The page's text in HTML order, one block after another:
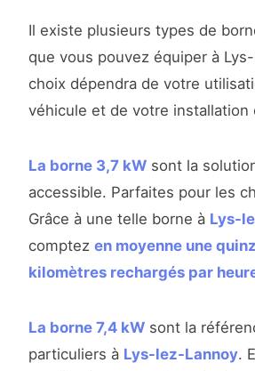
Il existe plusieurs types de
que vous pouvez équiper à
choix dépendra de votre
véhicule et de votre installation
La borne 3,7 kW sont la
accessible. Parfaites pour les
Grâce à une telle borne à Lys-
comptez en moyenne une
kilomètres rechargés par
La borne 7,4 kW sont la
particuliers à Lys-lez-Lannoy.